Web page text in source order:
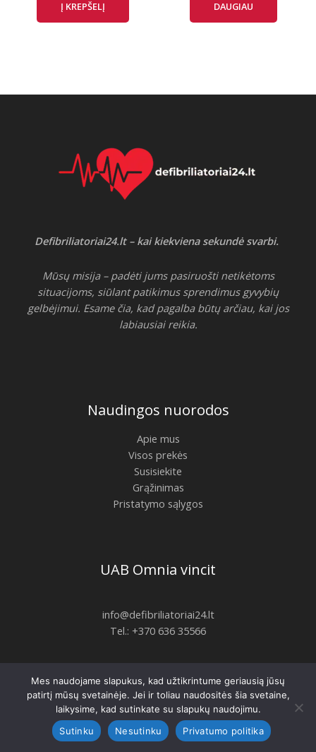
Į KREPŠELĮ DAUGIAU
Defibriliatoriai24.lt – kai kiekviena sekundė svarbi.
Mūsų misija – padėti jums pasiruošti netikėtoms
situacijoms, siūlant patikimus sprendimus gyvybių
gelbėjimui. Esame čia, kad pagalba būtų arčiau, kai jos
labiausiai reikia.
Naudingos nuorodos
Apie mus
Visos prekės
Susisiekite
Grąžinimas
Pristatymo sąlygos
UAB Omnia vincit
info@defibriliatoriai24.lt
Tel.: +370 636 35566
Copyright © 2026 | defibriliatoriai24.lt
Mes naudojame slapukus, kad užtikrintume geriausią jūsų
patirtį mūsų svetainėje. Jei ir toliau naudositės šia svetaine,
laikysime, kad sutinkate su slapukų naudojimu.
Sutinku
Nesutinku Privatumo politika